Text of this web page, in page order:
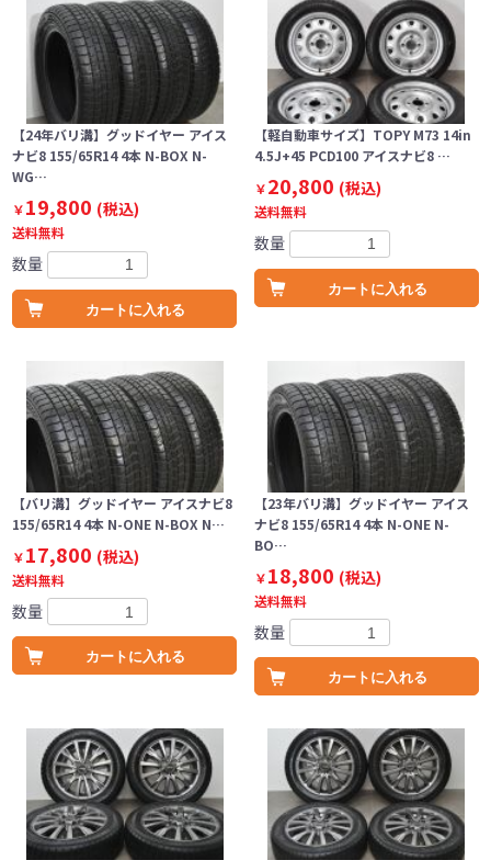
【24年バリ溝】グッドイヤー アイス
ナビ8 155/65R14 4本 N-BOX N-
WG…
￥19,800 (税込)
送料無料
数量
カートに入れる
【軽自動車サイズ】TOPY M73 14in
4.5J+45 PCD100 アイスナビ8 …
￥20,800 (税込)
送料無料
数量
カートに入れる
【バリ溝】グッドイヤー アイスナビ8
155/65R14 4本 N-ONE N-BOX N…
￥17,800 (税込)
送料無料
数量
カートに入れる
【23年バリ溝】グッドイヤー アイス
ナビ8 155/65R14 4本 N-ONE N-
BO…
￥18,800 (税込)
送料無料
数量
カートに入れる